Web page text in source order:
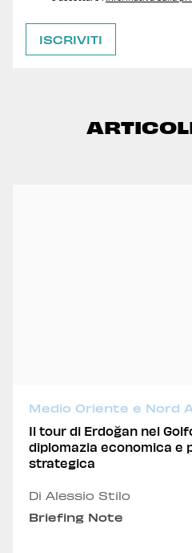
Medio Oriente e Nord
Il tour di Erdoğan nel
diplomazia economica e
strategica
Di Alessio Stilo
Briefing Note